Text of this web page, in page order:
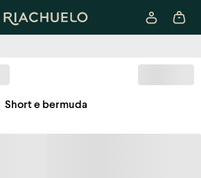
Short e bermuda